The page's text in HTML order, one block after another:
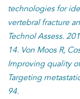
technologies for
vertebral fracture
Technol Assess.
14. Von Moos R,
Improving quality
Targeting
94.